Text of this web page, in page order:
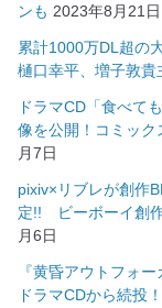
ンも 2023年8月21日
累計1000万DL超の
樋口幸平、増子敦貴
ドラマCD「食べて
像を公開！コミッ
月7日
pixiv×リブレが創作
定!! ビーボーイ創
月6日
『黄昏アウトフォ
ドラマCDから続投